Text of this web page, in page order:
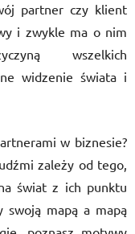
partner czy klient
i zwykle ma o nim
wszelkich
widzenie świata i
w biznesie?
zależy od tego,
świat z ich punktu
swoją mapą a mapą